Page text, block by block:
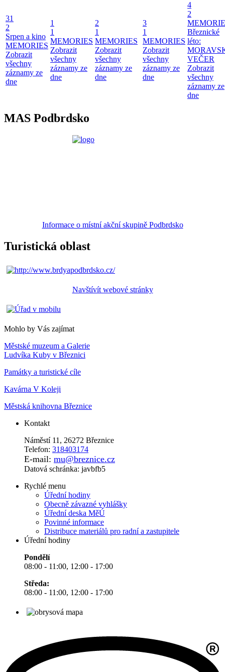
31
2
Srpen a kino
MEMORIES
Zobrazit
všechny
záznamy ze
dne
1
1
MEMORIES
Zobrazit
všechny
záznamy ze
dne
2
1
MEMORIES
Zobrazit
všechny
záznamy ze
dne
3
1
MEMORIES
Zobrazit
všechny
záznamy ze
dne
4
2
Březnické
léto:
VEČER
Zobrazit
všechny
záznamy ze
dne
MAS Podbrdsko
Informace o místní akční skupině Podbrdsko
Turistická oblast
Navštívít webové stránky
Mohlo by Vás zajímat
Městské muzeum a Galerie
Ludvíka Kuby v Březnici
Památky a turistické cíle
Kavárna V Koleji
Městská knihovna Březnice
Kontakt
Náměstí 11, 26272 Březnice
Telefon: 318403174
E-mail: mu@breznice.cz
Datová schránka: javbfb5
Rychlé menu
Úřední hodiny
Obecně závazné vyhlášky
Úřední deska MěÚ
Povinné informace
Distribuce materiálů pro radní a zastupitele
Úřední hodiny
Pondělí
08:00 - 11:00, 12:00 - 17:00
Středa:
08:00 - 11:00, 12:00 - 17:00